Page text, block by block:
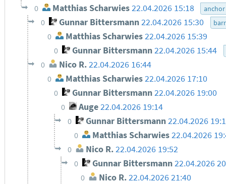
0 Matthias Scharwies 22.04.2026 15:18
0 Gunnar Bittersmann22.04.2026 15:30
0 Matthias Scharwies22.04.2026 15:39
0 Gunnar Bittersmann22.04.2026 15:44
0 Nico R.22.04.2026 16:44
0 Matthias Scharwies22.04.2026 17:10
0 Gunnar Bittersmann22.04.2026 19:00
0 Auge22.04.2026 19:14
0 Gunnar Bittersmann 22.04.2026
0 Matthias Scharwies22.04.2026
0 Nico R. 22.04.2026 19:52
0 Gunnar Bittersmann22.04.2026
0 Nico R.22.04.2026 21:40